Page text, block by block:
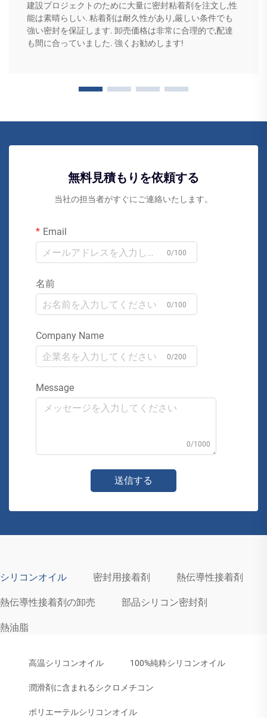
建設プロジェクトのために大量に密封粘着剤を注文し,性
能は素晴らしい. 粘着剤は耐久性があり,厳しい条件でも
強い密封を保証します. 卸売価格は非常に合理的で,配達
も間に合っていました. 強くお勧めします!
無料見積もりを依頼する
当社の担当者がすぐにご連絡いたします。
Email
0/100
名前
0/100
Company Name
0/200
Message
0/1000
送信する
シリコンオイル 密封用接着剤 熱伝導性接着剤
熱伝導性接着剤の卸売 部品シリコン密封剤
熱油脂
高温シリコンオイル 100%純粋シリコンオイル
潤滑剤に含まれるシクロメチコン
ポリエーテルシリコンオイル